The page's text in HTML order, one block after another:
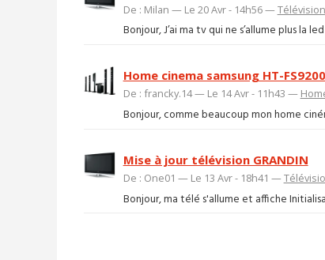
De : Milan — Le 20 Avr - 14h56 —Télévision
Bonjour, J’ai ma tv qui ne s’allume plus la
Home cinema samsung HT-FS9200
De : francky.14 — Le 14 Avr - 11h43 —
Bonjour, comme beaucoup mon home
Mise à jour télévision GRANDIN
De : One01 — Le 13 Avr - 18h41 —
Bonjour, ma télé s'allume et affiche